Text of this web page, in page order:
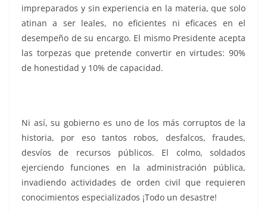
impreparados y sin experiencia en la materia, que solo
atinan a ser leales, no eficientes ni eficaces en el
desempeño de su encargo. El mismo Presidente acepta
las torpezas que pretende convertir en virtudes: 90%
de honestidad y 10% de capacidad.
Ni así, su gobierno es uno de los más corruptos de la
historia, por eso tantos robos, desfalcos, fraudes,
desvíos de recursos públicos. El colmo, soldados
ejerciendo funciones en la administración pública,
invadiendo actividades de orden civil que requieren
conocimientos especializados ¡Todo un desastre!